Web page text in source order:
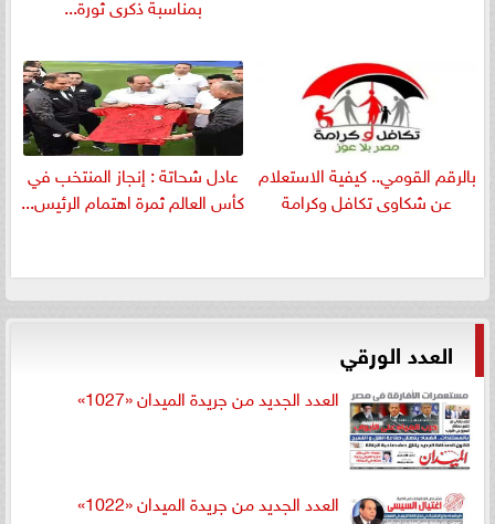
بالرقم القومي.. كيفية الاستعلام
عن شكاوى تكافل وكرامة
عادل شحاتة : إنجاز المنتخب في
كأس العالم ثمرة اهتمام الرئيس...
العدد الورقي
العدد الجديد من جريدة الميدان «1027»
العدد الجديد من جريدة الميدان «1022»